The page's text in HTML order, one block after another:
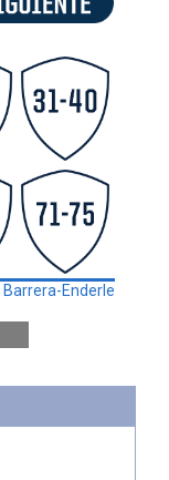
Enderle